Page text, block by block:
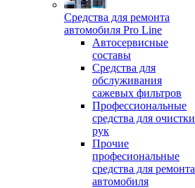
Средства для ремонта
автомобиля Pro Line
Автосервисные
составы
Средства для
обслуживания
сажевых фильтров
Профессиональные
средства для очистки
рук
Прочие
професиональные
средства для ремонта
автомобиля